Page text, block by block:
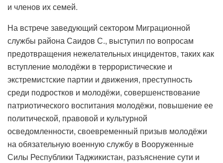
и членов их семей.
На встрече заведующий сектором Миграционной
службы района Саидов С., выступил по вопросам
предотвращения нежелательных инцидентов, таких как
вступление молодёжи в террористические и
экстремистские партии и движения, преступность
среди подростков и молодёжи, совершенствование
патриотического воспитания молодёжи, повышение ее
политической, правовой и культурной
осведомленности, своевременный призыв молодёжи
на обязательную военную службу в Вооруженные
Силы Республики Таджикистан, разъяснение сути и